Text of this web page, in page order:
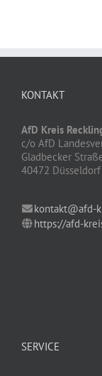
KONTAKT
AfD Kreis
c/o AfD
Gladbecker
40472 Düsseldorf
kontakt@afd-
https://afd-
SERVICE